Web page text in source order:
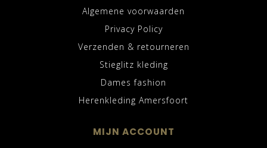
Algemene voorwaarden
Privacy Policy
Verzenden & retourneren
Stieglitz kleding
Dames fashion
Herenkleding Amersfoort
MIJN ACCOUNT